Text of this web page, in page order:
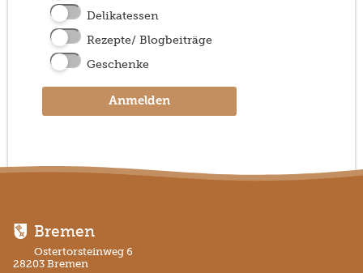
Delikatessen
Rezepte/ Blogbeiträge
Geschenke
Anmelden
Bremen
Ostertorsteinweg 6
28203 Bremen